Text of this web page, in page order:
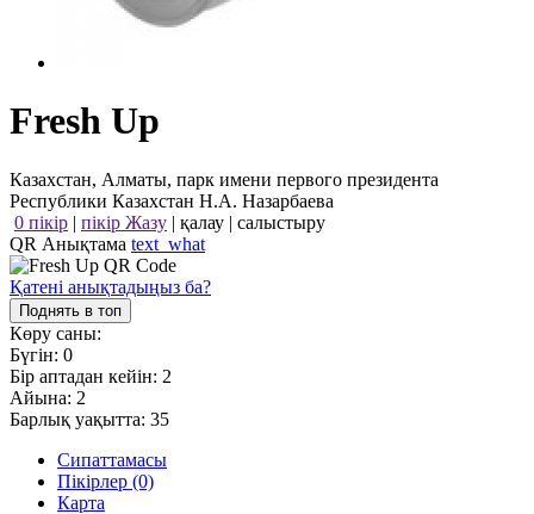
Fresh Up
Казахстан, Алматы, парк имени первого президента
Республики Казахстан Н.А. Назарбаева
0 пікір | пікір Жазу | қалау | салыстыру
QR Анықтама text_what
Қатені анықтадыңыз ба?
Поднять в топ
Көру саны:
Бүгін: 0
Бір аптадан кейін: 2
Айына: 2
Барлық уақытта: 35
Сипаттамасы
Пікірлер (0)
Карта